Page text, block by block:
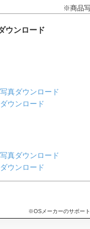
※商品
ウンロード
真ダウンロード
ウンロード
真ダウンロード
ウンロード
※OSメーカーのサポー